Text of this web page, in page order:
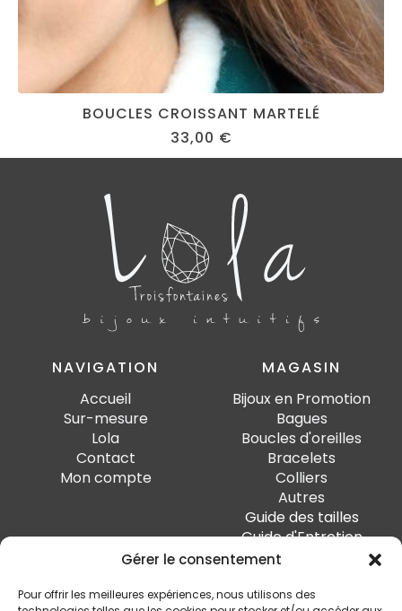
Gérer le consentement
Pour offrir les meilleures expériences, nous utilisons des
BOUCLES CROISSANT MARTELÉ
33,00 €
NAVIGATION
Accueil
Sur-mesure
Lola
Contact
Mon compte
MAGASIN
Bijoux en Promotion
Bagues
Boucles d'oreilles
Bracelets
Colliers
Autres
Guide des tailles
Guide d'Entretien